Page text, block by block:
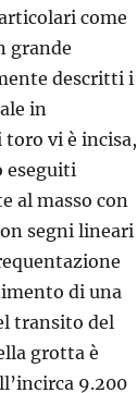
come
grande
descritti i
in
vi è incisa,
eseguiti
al masso con
segni lineari
di una
transito del
grotta è
9.200